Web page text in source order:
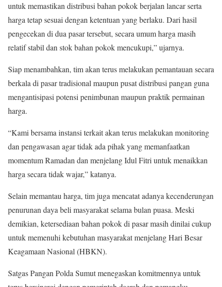
untuk memastikan distribusi bahan pokok berjalan lancar serta
harga tetap sesuai dengan ketentuan yang berlaku. Dari hasil
pengecekan di dua pasar tersebut, secara umum harga masih
relatif stabil dan stok bahan pokok mencukupi,” ujarnya.
Siap menambahkan, tim akan terus melakukan pemantauan secara
berkala di pasar tradisional maupun pusat distribusi pangan guna
mengantisipasi potensi penimbunan maupun praktik permainan
harga.
“Kami bersama instansi terkait akan terus melakukan monitoring
dan pengawasan agar tidak ada pihak yang memanfaatkan
momentum Ramadan dan menjelang Idul Fitri untuk menaikkan
harga secara tidak wajar,” katanya.
Selain memantau harga, tim juga mencatat adanya kecenderungan
penurunan daya beli masyarakat selama bulan puasa. Meski
demikian, ketersediaan bahan pokok di pasar masih dinilai cukup
untuk memenuhi kebutuhan masyarakat menjelang Hari Besar
Keagamaan Nasional (HBKN).
Satgas Pangan Polda Sumut menegaskan komitmennya untuk